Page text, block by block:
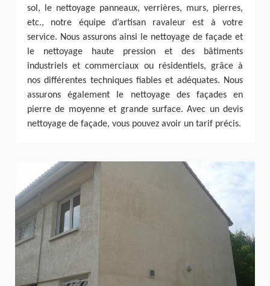
sol, le nettoyage panneaux, verrières, murs, pierres,
etc., notre équipe d’artisan ravaleur est à votre
service. Nous assurons ainsi le nettoyage de façade et
le nettoyage haute pression et des bâtiments
industriels et commerciaux ou résidentiels, grâce à
nos différentes techniques fiables et adéquates. Nous
assurons également le nettoyage des façades en
pierre de moyenne et grande surface. Avec un devis
nettoyage de façade, vous pouvez avoir un tarif précis.